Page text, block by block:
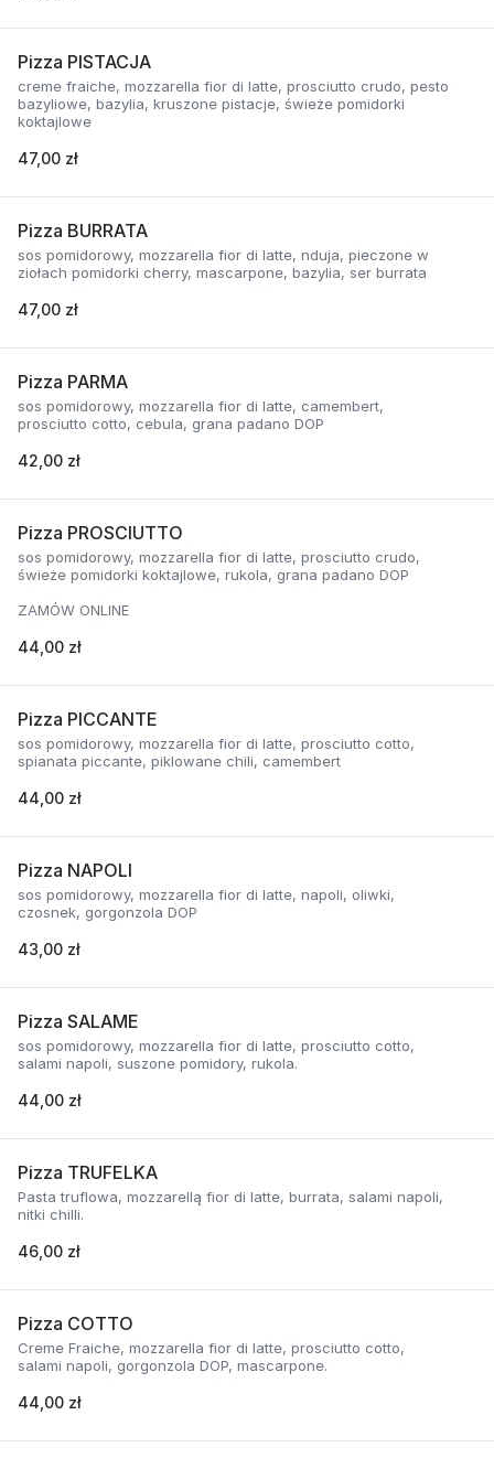
Pizza PISTACJA
creme fraiche, mozzarella fior di latte, prosciutto crudo, pesto
bazyliowe, bazylia, kruszone pistacje, świeże pomidorki
koktajlowe
47,00 zł
Pizza BURRATA
sos pomidorowy, mozzarella fior di latte, nduja, pieczone w
ziołach pomidorki cherry, mascarpone, bazylia, ser burrata
47,00 zł
Pizza PARMA
sos pomidorowy, mozzarella fior di latte, camembert,
prosciutto cotto, cebula, grana padano DOP
42,00 zł
Pizza PROSCIUTTO
sos pomidorowy, mozzarella fior di latte, prosciutto crudo,
świeże pomidorki koktajlowe, rukola, grana padano DOP
ZAMÓW ONLINE
44,00 zł
Pizza PICCANTE
sos pomidorowy, mozzarella fior di latte, prosciutto cotto,
spianata piccante, piklowane chili, camembert
44,00 zł
Pizza NAPOLI
sos pomidorowy, mozzarella fior di latte, napoli, oliwki,
czosnek, gorgonzola DOP
43,00 zł
Pizza SALAME
sos pomidorowy, mozzarella fior di latte, prosciutto cotto,
salami napoli, suszone pomidory, rukola.
44,00 zł
Pizza TRUFELKA
Pasta truflowa, mozzarellą fior di latte, burrata, salami napoli,
nitki chilli.
46,00 zł
Pizza COTTO
Creme Fraiche, mozzarella fior di latte, prosciutto cotto,
salami napoli, gorgonzola DOP, mascarpone.
44,00 zł